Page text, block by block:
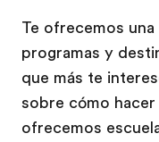
Te ofrecemos
programas y
que más te
sobre cómo
ofrecemos